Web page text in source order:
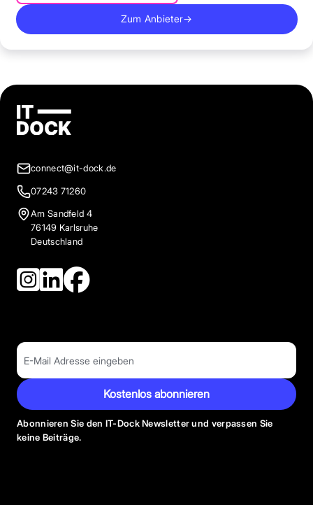
Zum Anbieter→
connect@it-dock.de
07243 71260
Am Sandfeld 4
76149 Karlsruhe
Deutschland
Kostenlos abonnieren
Abonnieren Sie den IT-Dock Newsletter und verpassen Sie
keine Beiträge.